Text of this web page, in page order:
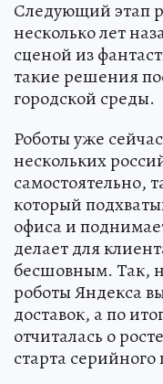
Следующий этап
несколько лет
сценой из
такие решения
городской среды.
Роботы уже
нескольких
самостоятельно,
который
офиса и
делает для
бесшовным. Так,
роботы Яндекса
доставок, а по
отчиталась о
старта серийного